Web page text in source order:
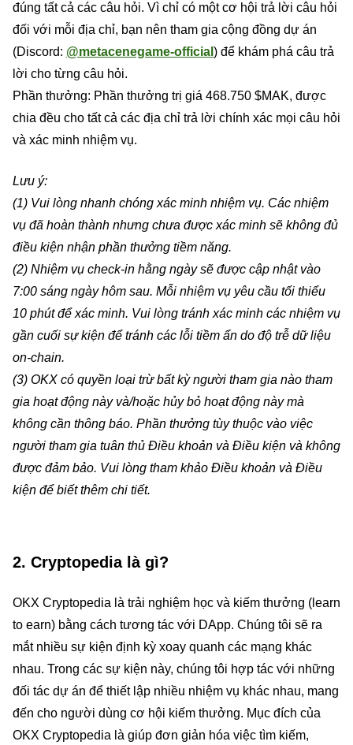
đúng tất cả các câu hỏi. Vì chỉ có một cơ hội trả lời câu hỏi
đối với mỗi địa chỉ, bạn nên tham gia cộng đồng dự án
(Discord: @metacenegame-official ) để khám phá câu trả
lời cho từng câu hỏi.
Phần thưởng: Phần thưởng trị giá 468.750 $MAK, được
chia đều cho tất cả các địa chỉ trả lời chính xác mọi câu hỏi
và xác minh nhiệm vụ.
Lưu ý:
(1) Vui lòng nhanh chóng xác minh nhiệm vụ. Các nhiệm
vụ đã hoàn thành nhưng chưa được xác minh sẽ không đủ
điều kiện nhận phần thưởng tiềm năng.
(2) Nhiệm vụ check-in hằng ngày sẽ được cập nhật vào
7:00 sáng ngày hôm sau. Mỗi nhiệm vụ yêu cầu tối thiểu
10 phút để xác minh. Vui lòng tránh xác minh các nhiệm vụ
gần cuối sự kiện để tránh các lỗi tiềm ẩn do độ trễ dữ liệu
on-chain.
(3) OKX có quyền loại trừ bất kỳ người tham gia nào tham
gia hoạt động này và/hoặc hủy bỏ hoạt động này mà
không cần thông báo. Phần thưởng tùy thuộc vào việc
người tham gia tuân thủ Điều khoản và Điều kiện và không
được đảm bảo. Vui lòng tham khảo Điều khoản và Điều
kiện để biết thêm chi tiết.
2. Cryptopedia là gì?
OKX Cryptopedia là trải nghiệm học và kiếm thưởng (learn
to earn) bằng cách tương tác với DApp. Chúng tôi sẽ ra
mắt nhiều sự kiện định kỳ xoay quanh các mạng khác
nhau. Trong các sự kiện này, chúng tôi hợp tác với những
đối tác dự án để thiết lập nhiều nhiệm vụ khác nhau, mang
đến cho người dùng cơ hội kiếm thưởng. Mục đích của
OKX Cryptopedia là giúp đơn giản hóa việc tìm kiếm,